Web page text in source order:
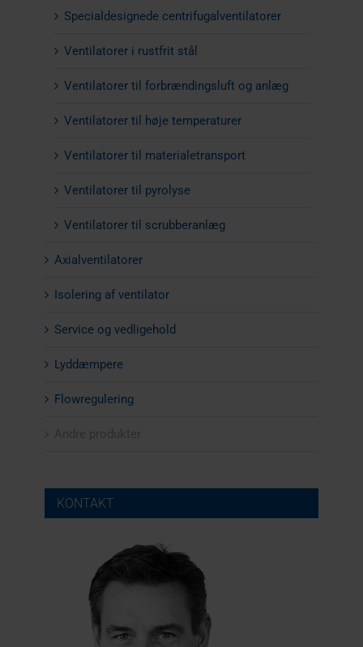
Specialdesignede centrifugalventilatorer
Ventilatorer i rustfrit stål
Ventilatorer til forbrændingsluft og anlæg
Ventilatorer til høje temperaturer
Ventilatorer til materialetransport
Ventilatorer til pyrolyse
Ventilatorer til scrubberanlæg
Axialventilatorer
Isolering af ventilator
Service og vedligehold
Lyddæmpere
Flowregulering
KONTAKT